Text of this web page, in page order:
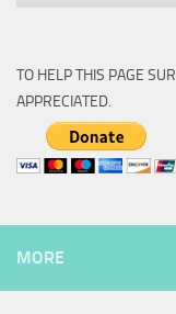
TO HELP THIS PAGE
APPRECIATED.
MORE